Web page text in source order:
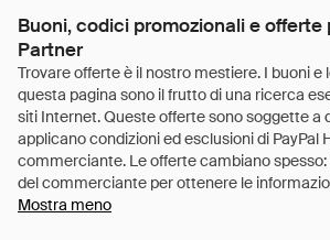
Buoni, codici promozionali e offerte
Partner
Mostra meno